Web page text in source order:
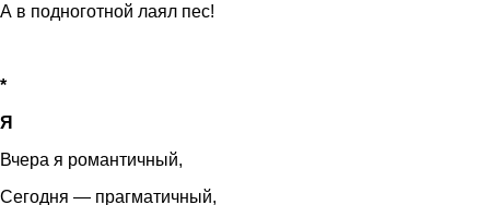
А в подноготной лаял пес!
*
Я
Вчера я романтичный,
Сегодня — прагматичный,